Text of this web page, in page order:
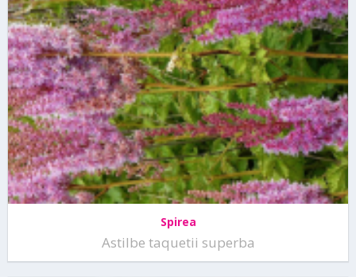
Spirea
Astilbe taquetii superba